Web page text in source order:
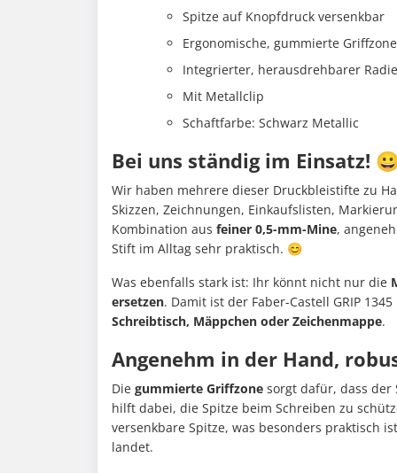
Spitze auf Knopfdruck versenkbar
Ergonomische, gummierte Griffzone
Integrierter, herausdrehbarer
Mit Metallclip
Schaftfarbe: Schwarz Metallic
Bei uns ständig im Einsatz!
Wir haben mehrere dieser Druckbleistifte zu
Skizzen, Zeichnungen, Einkaufslisten,
Kombination aus feiner 0,5-mm-Mine,
Stift im Alltag sehr praktisch. 😊
Was ebenfalls stark ist: Ihr könnt nicht nur die
ersetzen. Damit ist der Faber-Castell GRIP 1345
Schreibtisch, Mäppchen oder Zeichenmappe.
Angenehm in der Hand,
Die gummierte Griffzone sorgt dafür, dass
hilft dabei, die Spitze beim Schreiben zu
versenkbare Spitze, was besonders praktisch
landet.